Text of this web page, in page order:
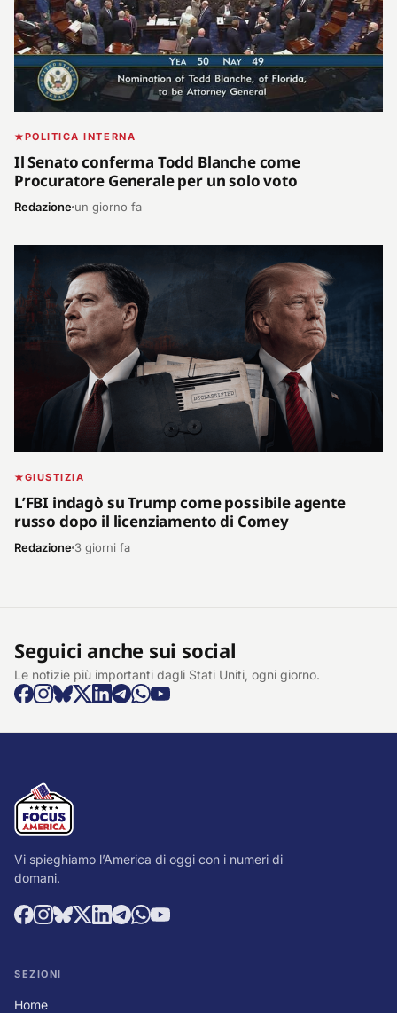
POLITICA INTERNA
Il Senato conferma Todd Blanche come
Procuratore Generale per un solo voto
Redazione un giorno fa
GIUSTIZIA
L’FBI indagò su Trump come possibile agente
russo dopo il licenziamento di Comey
Redazione 3 giorni fa
Seguici anche sui social
Le notizie più importanti dagli Stati Uniti, ogni giorno.
Vi spieghiamo l’America di oggi con i numeri di
domani.
SEZIONI
Home